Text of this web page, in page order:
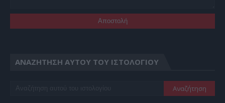
ΑΝΑΖΉΤΗΣΗ ΑΥΤΟΎ ΤΟΥ ΙΣΤΟΛΟΓΊΟΥ